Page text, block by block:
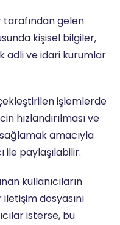
gelen
kişisel bilgiler,
adli ve idari kurumlar
işlemlerde
hızlandırılması ve
amacıyla
ile paylaşılabilir.
kullanıcıların
dosyasını
isterse, bu